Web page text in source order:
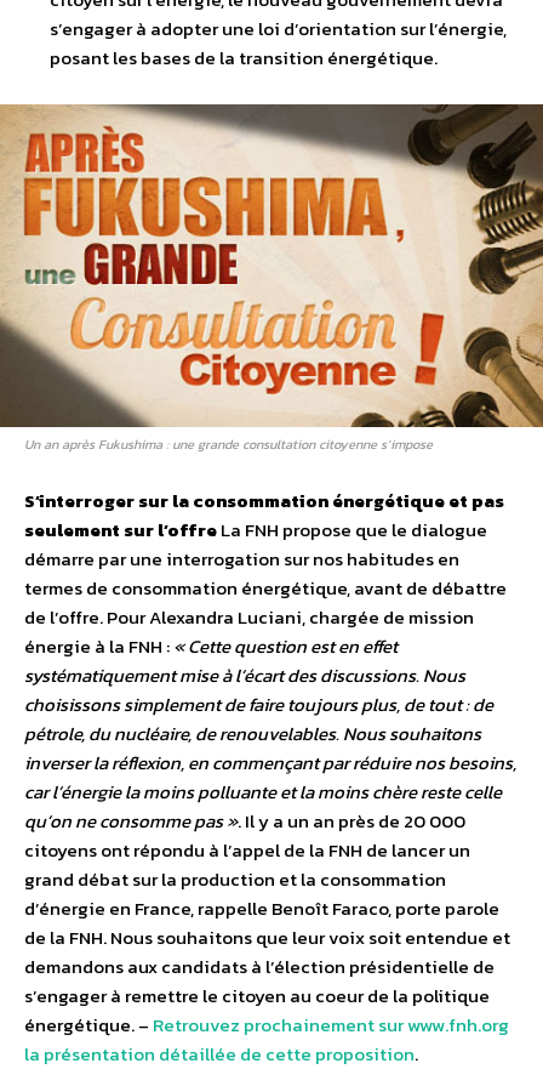
s’engager à adopter une loi d’orientation sur l’énergie,
posant les bases de la transition énergétique.
Un an après Fukushima : une grande consultation citoyenne s’impose
S’interroger sur la consommation énergétique et pas
seulement sur l’offreLa FNH propose que le dialogue
démarre par une interrogation sur nos habitudes en
termes de consommation énergétique, avant de débattre
de l’offre. Pour Alexandra Luciani, chargée de mission
énergie à la FNH :« Cette question est en effet
systématiquement mise à l’écart des discussions. Nous
choisissons simplement de faire toujours plus, de tout : de
pétrole, du nucléaire, de renouvelables. Nous souhaitons
inverser la réflexion, en commençant par réduire nos besoins,
car l’énergie la moins polluante et la moins chère reste celle
qu’on ne consomme pas ». Il y a un an près de 20 000
citoyens ont répondu à l’appel de la FNH de lancer un
grand débat sur la production et la consommation
d’énergie en France, rappelle Benoît Faraco, porte parole
de la FNH. Nous souhaitons que leur voix soit entendue et
demandons aux candidats à l’élection présidentielle de
s’engager à remettre le citoyen au coeur de la politique
énergétique. – Retrouvez prochainement sur www.fnh.org
la présentation détaillée de cette proposition.